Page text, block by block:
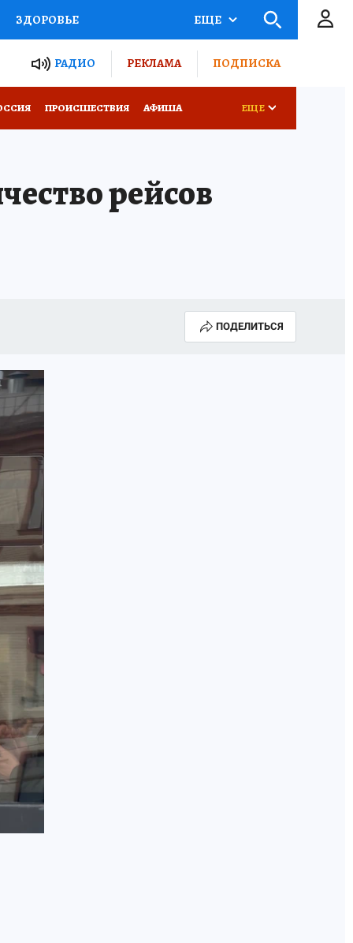
ЗДОРОВЬЕ
РОССИИ
ВСЕ О КП
ЕЩЕ
РАДИО РЕКЛАМА ПОДПИСКА
ПРОИСШЕСТВИЯ АФИША ЕЩЕ
рейсов
ПОДЕЛИТЬСЯ